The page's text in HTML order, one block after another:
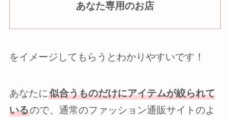
あなた専用のお店
をイメージしてもらうとわかりやすいです！
あなたに似合うものだけにアイテムが絞られて
いるので、通常のファッション通販サイトのよ